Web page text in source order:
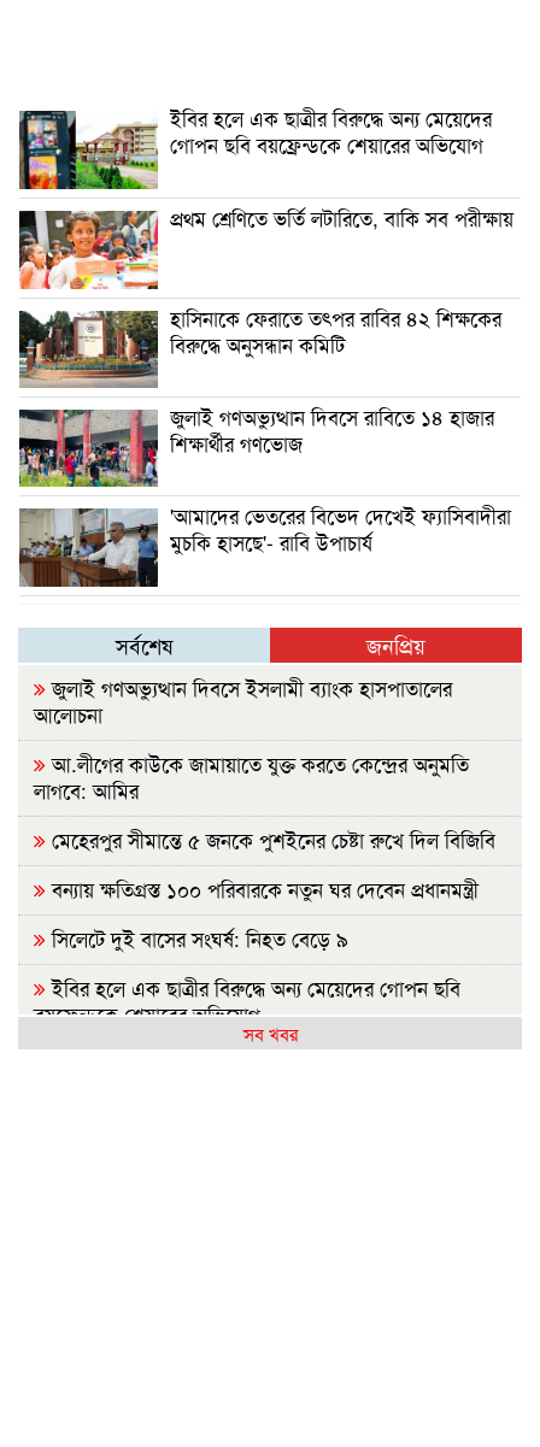
ইবির হলে এক ছাত্রীর বিরুদ্ধে অন্য মেয়েদের
গোপন ছবি বয়ফ্রেন্ডকে শেয়ারের অভিযোগ
প্রথম শ্রেণিতে ভর্তি লটারিতে, বাকি সব পরীক্ষায়
হাসিনাকে ফেরাতে তৎপর রাবির ৪২ শিক্ষকের
বিরুদ্ধে অনুসন্ধান কমিটি
জুলাই গণঅভ্যুত্থান দিবসে রাবিতে ১৪ হাজার
শিক্ষার্থীর গণভোজ
'আমাদের ভেতরের বিভেদ দেখেই ফ্যাসিবাদীরা
মুচকি হাসছে'- রাবি উপাচার্য
সর্বশেষ জনপ্রিয়
জুলাই গণঅভ্যুত্থান দিবসে ইসলামী ব্যাংক হাসপাতালের
আলোচনা
আ.লীগের কাউকে জামায়াতে যুক্ত করতে কেন্দ্রের অনুমতি
লাগবে: আমির
মেহেরপুর সীমান্তে ৫ জনকে পুশইনের চেষ্টা রুখে দিল বিজিবি
বন্যায় ক্ষতিগ্রস্ত ১০০ পরিবারকে নতুন ঘর দেবেন প্রধানমন্ত্রী
সিলেটে দুই বাসের সংঘর্ষ: নিহত বেড়ে ৯
ইবির হলে এক ছাত্রীর বিরুদ্ধে অন্য মেয়েদের গোপন ছবি
বয়ফ্রেন্ডকে শেয়ারের অভিযোগ
সব খবর